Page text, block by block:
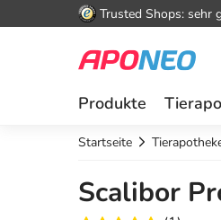
Trusted Shops: sehr
Produkte
Startseite
Scalibor